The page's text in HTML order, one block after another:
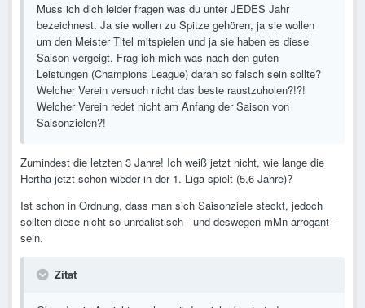
Muss ich dich leider fragen was du unter JEDES Jahr
bezeichnest. Ja sie wollen zu Spitze gehören, ja sie wollen
um den Meister Titel mitspielen und ja sie haben es diese
Saison vergeigt. Frag ich mich was nach den guten
Leistungen (Champions League) daran so falsch sein sollte?
Welcher Verein versuch nicht das beste raustzuholen?!?!
Welcher Verein redet nicht am Anfang der Saison von
Saisonzielen?!
Zumindest die letzten 3 Jahre! Ich weiß jetzt nicht, wie lange die
Hertha jetzt schon wieder in der 1. Liga spielt (5,6 Jahre)?
Ist schon in Ordnung, dass man sich Saisonziele steckt, jedoch
sollten diese nicht so unrealistisch - und deswegen mMn arrogant -
sein.
Zitat